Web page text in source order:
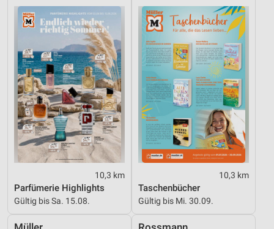
10,3 km
Parfümerie Highlights
Gültig bis Sa. 15.08.
10,3 km
Taschenbücher
Gültig bis Mi. 30.09.
Verwendung genauer Standortdaten
Geräte anhand von aktiv angeforderten
Informationen identifizieren
Nicht-IAB-Verarbeitungszwecke:
Notwendig
Performance
Funktional
Werbung